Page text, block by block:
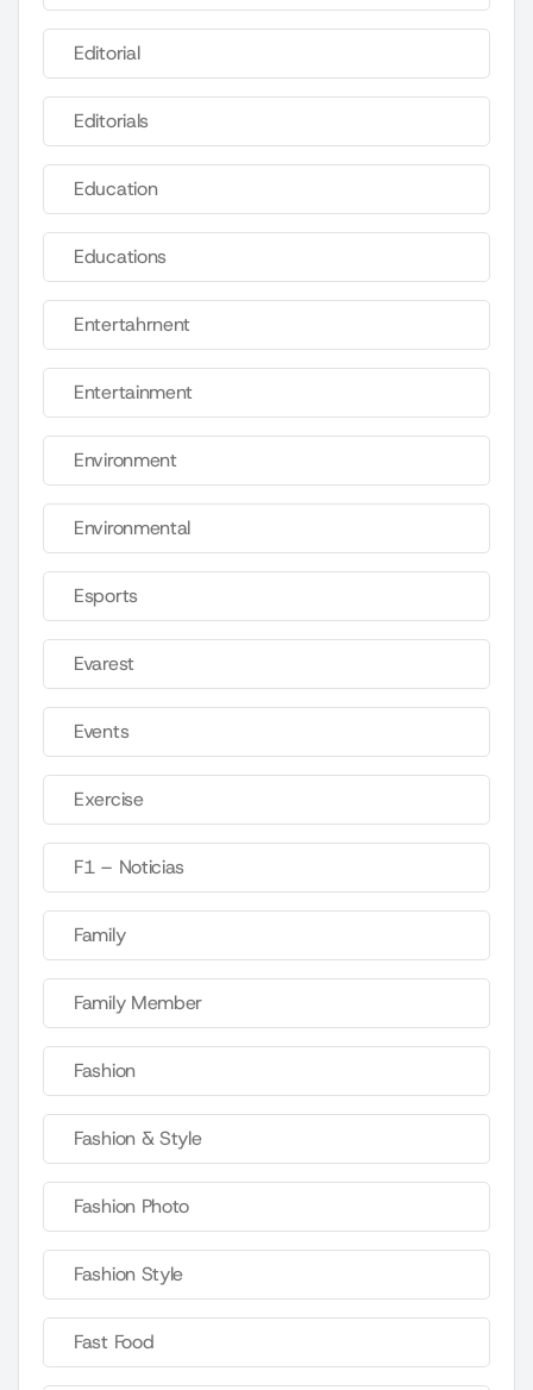
Editorial
Editorials
Education
Educations
Entertahrnent
Entertainment
Environment
Environmental
Esports
Evarest
Events
Exercise
F1 – Noticias
Family
Family Member
Fashion
Fashion & Style
Fashion Photo
Fashion Style
Fast Food